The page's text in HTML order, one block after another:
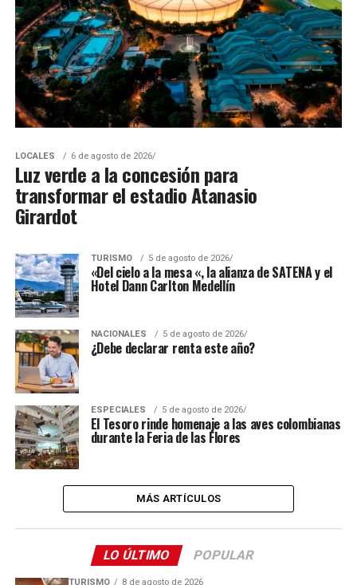
LOCALES 6 de agosto de 2026
Luz verde a la concesión para
transformar el estadio Atanasio
Girardot
TURISMO 5 de agosto de 2026
«Del cielo a la mesa «, la alianza de SATENA y el
Hotel Dann Carlton Medellín
NACIONALES 5 de agosto de 2026
¿Debe declarar renta este año?
ESPECIALES 5 de agosto de 2026
El Tesoro rinde homenaje a las aves colombianas
durante la Feria de las Flores
MÁS ARTÍCULOS
LO ÚLTIMO POPULAR
TURISMO 8 de agosto de 2026